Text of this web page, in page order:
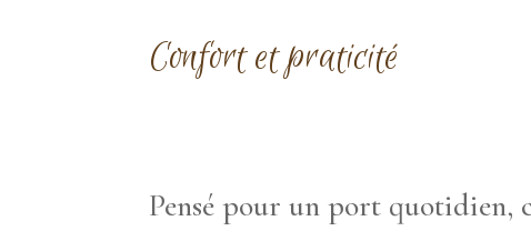
Confort et praticité
Pensé pour un port quotidien,